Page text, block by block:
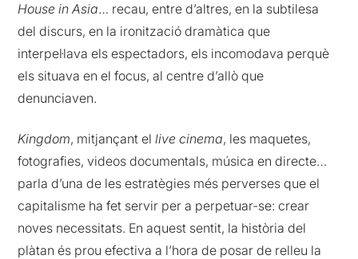
House in Asia… recau, entre d’altres, en la subtilesa
del discurs, en la ironització dramàtica que
interpel·lava els espectadors, els incomodava perquè
els situava en el focus, al centre d’allò que
denunciaven.
Kingdom, mitjançant ellive cinema, les maquetes,
fotografies, videos documentals, música en directe…
parla d’una de les estratègies més perverses que el
capitalisme ha fet servir per a perpetuar-se: crear
noves necessitats. En aquest sentit, la història del
plàtan és prou efectiva a l’hora de posar de relleu la